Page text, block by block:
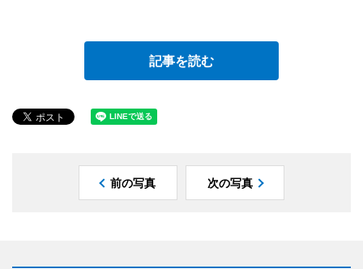
記事を読む
前の写真 次の写真